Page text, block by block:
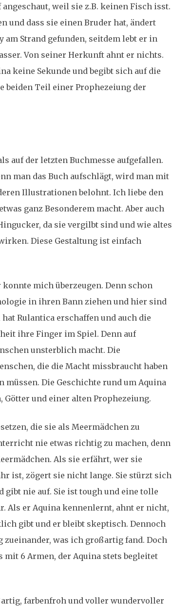
weil sie z.B. keinen Fisch isst.
und dass sie einen Bruder hat, ändert
am Strand gefunden, seitdem lebt er in
Von seiner Herkunft ahnt er nichts.
keine Sekunde und begibt sich auf die
beiden Teil einer Prophezeiung der
auf der letzten Buchmesse aufgefallen.
man das Buch aufschlägt, wird man mit
Illustrationen belohnt. Ich liebe den
ganz Besonderem macht. Aber auch
da sie vergilbt sind und wie altes
Diese Gestaltung ist einfach
mich überzeugen. Denn schon
in ihren Bann ziehen und hier sind
Rulantica erschaffen und auch die
ihre Finger im Spiel. Denn auf
unsterblich macht. Die
die die Macht missbraucht haben
müssen. Die Geschichte rund um Aquina
und einer alten Prophezeiung.
die sie als Meermädchen zu
nie etwas richtig zu machen, denn
Als sie erfährt, wer sie
ist, zögert sie nicht lange. Sie stürzt sich
gibt nie auf. Sie ist tough und eine tolle
Als er Aquina kennenlernt, ahnt er nicht,
gibt und er bleibt skeptisch. Dennoch
was ich großartig fand. Doch
mit 6 Armen, der Aquina stets begleitet
farbenfroh und voller wundervoller